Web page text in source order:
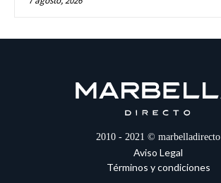
2010 - 2021 © marbelladirecto
Aviso Legal
Términos y condiciones